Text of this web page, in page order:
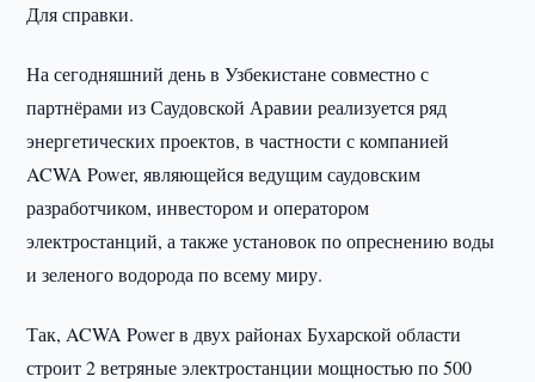
Для справки.
На сегодняшний день в Узбекистане совместно с
партнёрами из Саудовской Аравии реализуется ряд
энергетических проектов, в частности с компанией
ACWA Power, являющейся ведущим саудовским
разработчиком, инвестором и оператором
электростанций, а также установок по опреснению воды
и зеленого водорода по всему миру.
Так, ACWA Power в двух районах Бухарской области
строит 2 ветряные электростанции мощностью по 500